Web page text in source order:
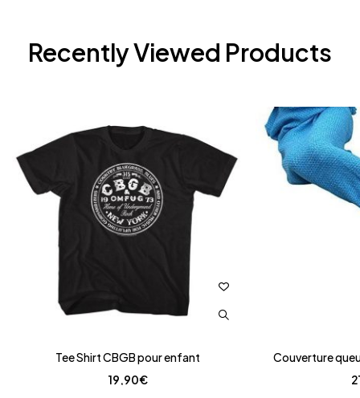
Recently Viewed Products
Tee Shirt CBGB pour enfant
19,90€
Couverture